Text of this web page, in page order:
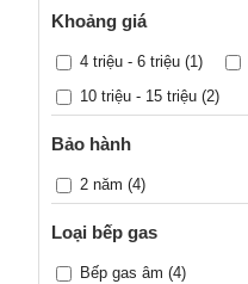
Khoảng giá
4 triệu - 6 triệu (1)
10 triệu - 15 triệu (2)
Bảo hành
2 năm (4)
Loại bếp gas
Bếp gas âm (4)